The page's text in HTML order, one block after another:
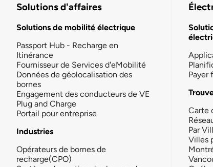
Solutions d'affaires
Solutions de mobilité électrique
Passport Hub - Recharge en
Itinérance
Fournisseur de Services d'eMobilité
Données de géolocalisation des
bornes
Engagement des conducteurs de VE
Plug and Charge
Portail pour entreprise
Industries
Opérateurs de bornes de
recharge(CPO)
Payer
Carte
Par
Villes